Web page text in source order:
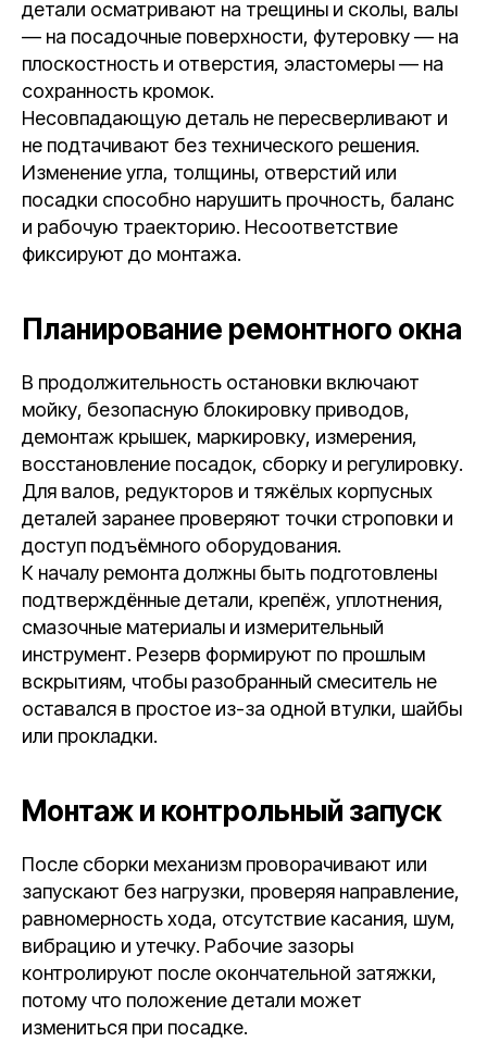
детали осматривают на трещины и сколы, валы
— на посадочные поверхности, футеровку — на
плоскостность и отверстия, эластомеры — на
сохранность кромок.
Несовпадающую деталь не пересверливают и
не подтачивают без технического решения.
Изменение угла, толщины, отверстий или
посадки способно нарушить прочность, баланс
и рабочую траекторию. Несоответствие
фиксируют до монтажа.
Планирование ремонтного окна
В продолжительность остановки включают
мойку, безопасную блокировку приводов,
демонтаж крышек, маркировку, измерения,
восстановление посадок, сборку и регулировку.
Для валов, редукторов и тяжёлых корпусных
деталей заранее проверяют точки строповки и
доступ подъёмного оборудования.
К началу ремонта должны быть подготовлены
подтверждённые детали, крепёж, уплотнения,
смазочные материалы и измерительный
инструмент. Резерв формируют по прошлым
вскрытиям, чтобы разобранный смеситель не
оставался в простое из-за одной втулки, шайбы
или прокладки.
Монтаж и контрольный запуск
После сборки механизм проворачивают или
запускают без нагрузки, проверяя направление,
равномерность хода, отсутствие касания, шум,
вибрацию и утечку. Рабочие зазоры
контролируют после окончательной затяжки,
потому что положение детали может
измениться при посадке.